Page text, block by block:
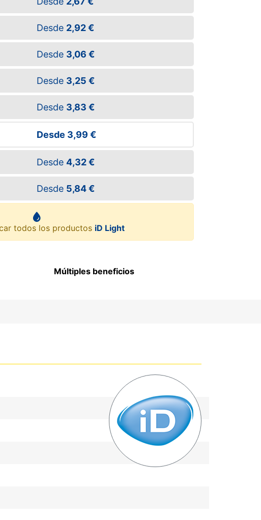
Desde 2,92 €
Desde 3,06 €
Desde 3,25 €
Desde 3,83 €
Desde 3,99 €
Desde4,32 €
Desde 5,84 €
todos los productos iD Light
Múltiples beneficios